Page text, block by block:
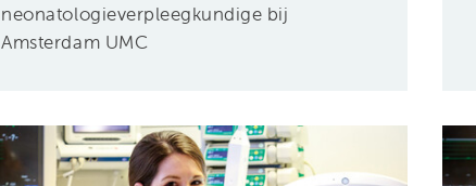
neonatologieverpleegkundige bij
Amsterdam UMC